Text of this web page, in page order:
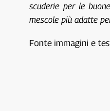
scuderie per le
mescole più adatte
Fonte immagini e